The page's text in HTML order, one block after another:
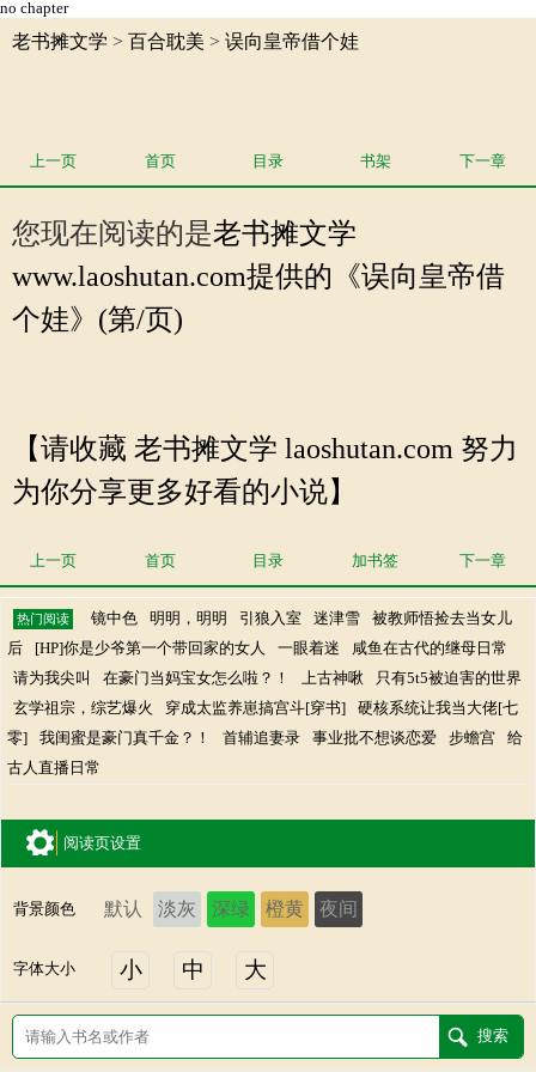
no chapter
老书摊文学 > 百合耽美 > 误向皇帝借个娃
上一页 首页 目录 书架 下一章
您现在阅读的是老书摊文学
www.laoshutan.com提供的《误向皇帝借
个娃》(第/页)
【请收藏 老书摊文学 laoshutan.com 努力
为你分享更多好看的小说】
上一页 首页 目录 加书签 下一章
热门阅读 镜中色 明明，明明 引狼入室 迷津雪
被教师悟捡去当女儿
后
[HP]你是少爷第一个带回家的女人 一眼着迷
咸鱼在古代的继母日常
请为我尖叫
在豪门当妈宝女怎么啦？！ 上古神啾
只有5t5被迫害的世界
玄学祖宗，综艺爆火
穿成太监养崽搞宫斗[穿书]
硬核系统让我当大佬[七
零]
我闺蜜是豪门真千金？！ 首辅追妻录 事业批不想谈恋爱 步蟾宫
给
古人直播日常
阅读页设置
背景颜色 默认 淡灰 深绿 橙黄 夜间
字体大小 小 中 大